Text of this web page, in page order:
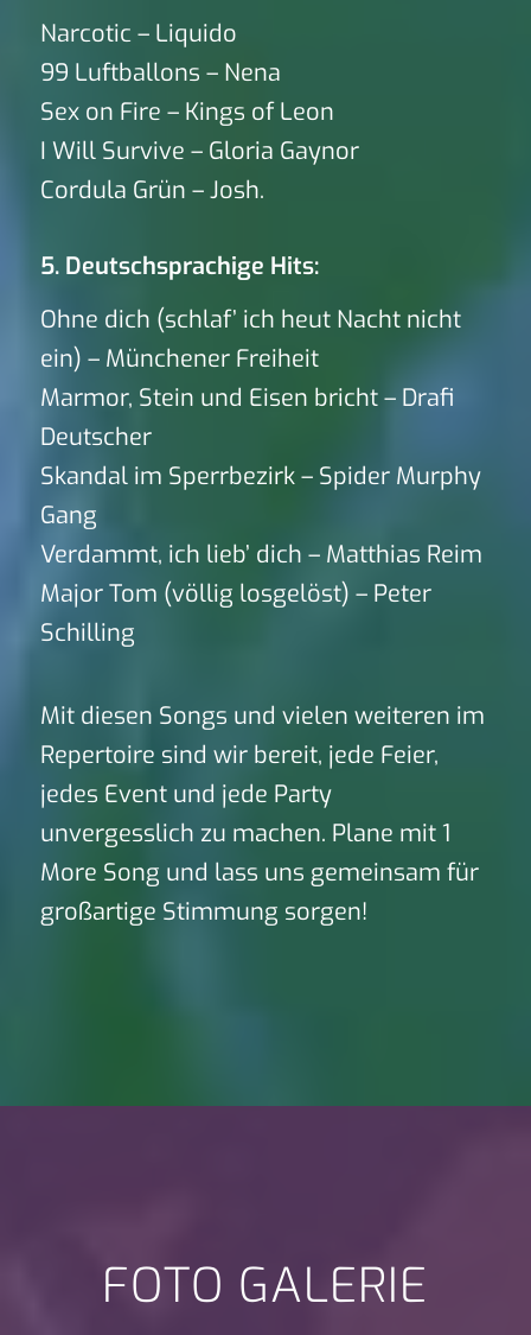
Narcotic – Liquido
99 Luftballons – Nena
Sex on Fire – Kings of Leon
I Will Survive – Gloria Gaynor
Cordula Grün – Josh.
5. Deutschsprachige Hits:
Ohne dich (schlaf’ ich heut Nacht nicht
ein) – Münchener Freiheit
Marmor, Stein und Eisen bricht – Drafi
Deutscher
Skandal im Sperrbezirk – Spider Murphy
Gang
Verdammt, ich lieb’ dich – Matthias Reim
Major Tom (völlig losgelöst) – Peter
Schilling
Mit diesen Songs und vielen weiteren im
Repertoire sind wir bereit, jede Feier,
jedes Event und jede Party
unvergesslich zu machen. Plane mit 1
More Song und lass uns gemeinsam für
großartige Stimmung sorgen!
FOTO GALERIE